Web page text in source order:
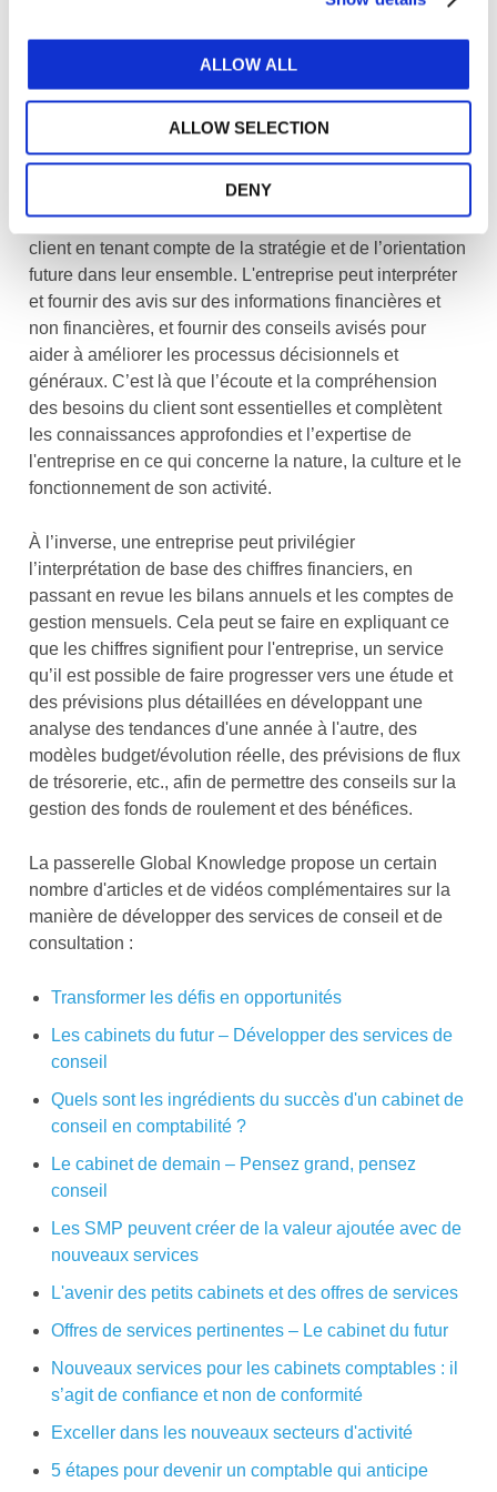
ALLOW ALL
ALLOW SELECTION
DENY
pour leur permettre d’assister un certain nombre
pertinents 24 heures sur 24.
Un SMP peut adopter différentes approches des
services de conseil qu’il dispense. L'entreprise peut
s’efforcer d’améliorer l’ensemble des activités d’un
client en tenant compte de la stratégie et de l’orientation
future dans leur ensemble. L'entreprise peut interpréter
et fournir des avis sur des informations financières et
non financières, et fournir des conseils avisés pour
aider à améliorer les processus décisionnels et
généraux. C’est là que l’écoute et la compréhension
des besoins du client sont essentielles et complètent
les connaissances approfondies et l’expertise de
l'entreprise en ce qui concerne la nature, la culture et le
fonctionnement de son activité.
À l’inverse, une entreprise peut privilégier
l’interprétation de base des chiffres financiers, en
passant en revue les bilans annuels et les comptes de
gestion mensuels. Cela peut se faire en expliquant ce
que les chiffres signifient pour l'entreprise, un service
qu’il est possible de faire progresser vers une étude et
des prévisions plus détaillées en développant une
analyse des tendances d'une année à l'autre, des
modèles budget/évolution réelle, des prévisions de flux
de trésorerie, etc., afin de permettre des conseils sur la
gestion des fonds de roulement et des bénéfices.
La passerelle Global Knowledge propose un certain
nombre d'articles et de vidéos complémentaires sur la
manière de développer des services de conseil et de
consultation :
Transformer les défis en opportunités
Les cabinets du futur – Développer des services de
conseil
Quels sont les ingrédients du succès d'un cabinet de
conseil en comptabilité ?
Le cabinet de demain – Pensez grand, pensez
conseil
Les SMP peuvent créer de la valeur ajoutée avec de
nouveaux services
L'avenir des petits cabinets et des offres de services
Offres de services pertinentes – Le cabinet du futur
Nouveaux services pour les cabinets comptables : il
s’agit de confiance et non de conformité
Exceller dans les nouveaux secteurs d'activité
5 étapes pour devenir un comptable qui anticipe